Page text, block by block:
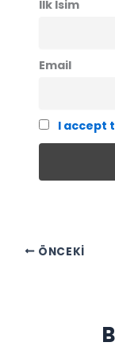
İlk İsim
Email
I accept
ÖNCEKI